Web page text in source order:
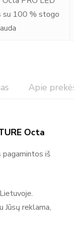
su 100 % stogo
Apie prekės
Octa
pagamintos iš
Jūsų reklama,